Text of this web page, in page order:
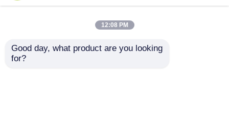
Titancnc-maschinelle Bearbeitung
Maschinelle Bearbeitung CNC der geringen Lautstärke
Sitemap
Datenschutzrichtlinie
Qualität cnc-Präzisionsbearbeitung
12:08 PM
Good day, what product are you looking
for?